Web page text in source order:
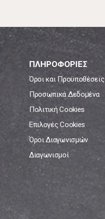
ΠΛΗΡΟΦΟΡΙΕΣ
Όροι και Προϋποθέσεις
Προσωπικά Δεδομένα
Πολιτική Cookies
Επιλογές Cookies
Όροι Διαγωνισμών
Διαγωνισμοί